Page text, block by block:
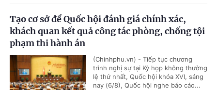
Tạo cơ sở để Quốc hội đánh giá chính xác,
khách quan kết quả công tác phòng, chống tội
phạm thi hành án
(Chinhphu.vn) - Tiếp tục chương
trình nghị sự tại Kỳ họp không thường
lệ thứ nhất, Quốc hội khóa XVI, sáng
nay (6/8), Quốc hội nghe báo cáo...